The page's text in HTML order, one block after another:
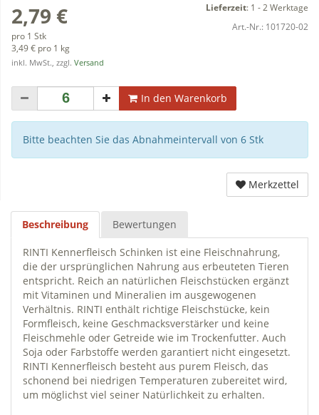
2,79 €
pro 1 Stk
3,49 € pro 1 kg
inkl. MwSt., zzgl. Versand
Lieferzeit: 1 - 2 Werktage
Art.-Nr.: 101720-02
In den Warenkorb
Bitte beachten Sie das Abnahmeintervall von 6 Stk
Merkzettel
Beschreibung Bewertungen
RINTI Kennerfleisch Schinken ist eine Fleischnahrung,
die der ursprünglichen Nahrung aus erbeuteten Tieren
entspricht. Reich an natürlichen Fleischstücken ergänzt
mit Vitaminen und Mineralien im ausgewogenen
Verhältnis. RINTI enthält richtige Fleischstücke, kein
Formfleisch, keine Geschmacksverstärker und keine
Fleischmehle oder Getreide wie im Trockenfutter. Auch
Soja oder Farbstoffe werden garantiert nicht eingesetzt.
RINTI Kennerfleisch besteht aus purem Fleisch, das
schonend bei niedrigen Temperaturen zubereitet wird,
um möglichst viel seiner Natürlichkeit zu erhalten.